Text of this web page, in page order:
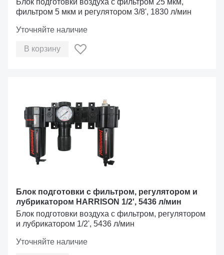
Блок подготовки воздуха с фильтром 25 мкм,
фильтром 5 мкм и регулятором 3/8', 1830 л/мин
Уточняйте наличие
В корзину
Блок подготовки с фильтром, регулятором и
лубрикатором HARRISON 1/2', 5436 л/мин
Блок подготовки воздуха с фильтром, регулятором
и лубрикатором 1/2', 5436 л/мин
Уточняйте наличие